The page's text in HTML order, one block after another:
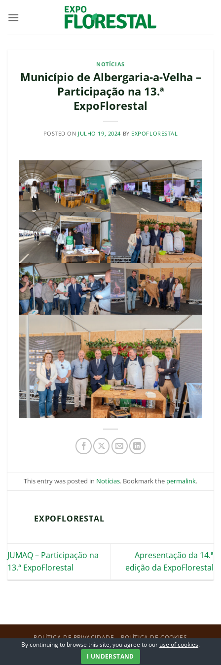
NOTÍCIAS
Município de Albergaria-a-Velha –
Participação na 13.ª
ExpoFlorestal
POSTED ON JULHO 19, 2024 BY EXPOFLORESTAL
This entry was posted in Notícias. Bookmark the permalink.
EXPOFLORESTAL
JUMAQ – Participação na
13.ª ExpoFlorestal
Apresentação da 14.ª
edição da ExpoFlorestal
POLÍTICA DE PRIVACIDADE POLÍTICA DE COOKIES
Copyright 2026 ©ExpoFlorestal
By continuing to browse this site, you agree to our use of cookies.
I UNDERSTAND